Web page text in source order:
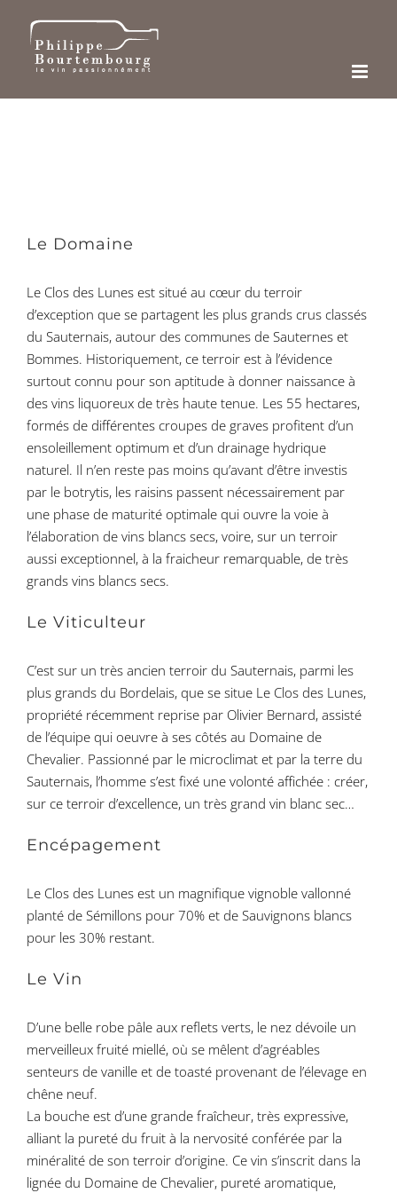
contenu
Le Domaine
Le Clos des Lunes est situé au cœur du terroir
d’exception que se partagent les plus grands crus classés
du Sauternais, autour des communes de Sauternes et
Bommes. Historiquement, ce terroir est à l’évidence
surtout connu pour son aptitude à donner naissance à
des vins liquoreux de très haute tenue. Les 55 hectares,
formés de différentes croupes de graves profitent d’un
ensoleillement optimum et d’un drainage hydrique
naturel. Il n’en reste pas moins qu’avant d’être investis
par le botrytis, les raisins passent nécessairement par
une phase de maturité optimale qui ouvre la voie à
l’élaboration de vins blancs secs, voire, sur un terroir
aussi exceptionnel, à la fraicheur remarquable, de très
grands vins blancs secs.
Le Viticulteur
C’est sur un très ancien terroir du Sauternais, parmi les
plus grands du Bordelais, que se situe Le Clos des Lunes,
propriété récemment reprise par Olivier Bernard, assisté
de l’équipe qui oeuvre à ses côtés au Domaine de
Chevalier. Passionné par le microclimat et par la terre du
Sauternais, l’homme s’est fixé une volonté affichée : créer,
sur ce terroir d’excellence, un très grand vin blanc sec…
Encépagement
Le Clos des Lunes est un magnifique vignoble vallonné
planté de Sémillons pour 70% et de Sauvignons blancs
pour les 30% restant.
Le Vin
D’une belle robe pâle aux reflets verts, le nez dévoile un
merveilleux fruité miellé, où se mêlent d’agréables
senteurs de vanille et de toasté provenant de l’élevage en
chêne neuf.
La bouche est d’une grande fraîcheur, très expressive,
alliant la pureté du fruit à la nervosité conférée par la
minéralité de son terroir d’origine. Ce vin s’inscrit dans la
lignée du Domaine de Chevalier, pureté aromatique,